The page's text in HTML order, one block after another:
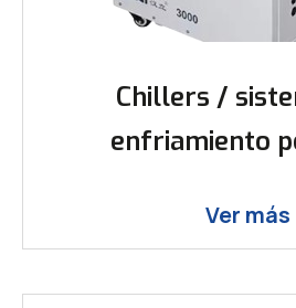
Chillers /
enfriamiento
Ver más